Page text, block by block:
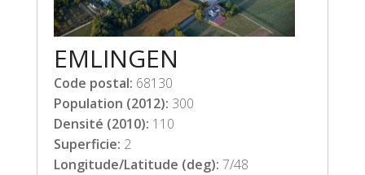
EMLINGEN
Code postal: 68130
Population (2012): 300
Densité (2010): 110
Superficie: 2
Longitude/Latitude (deg): 7/48